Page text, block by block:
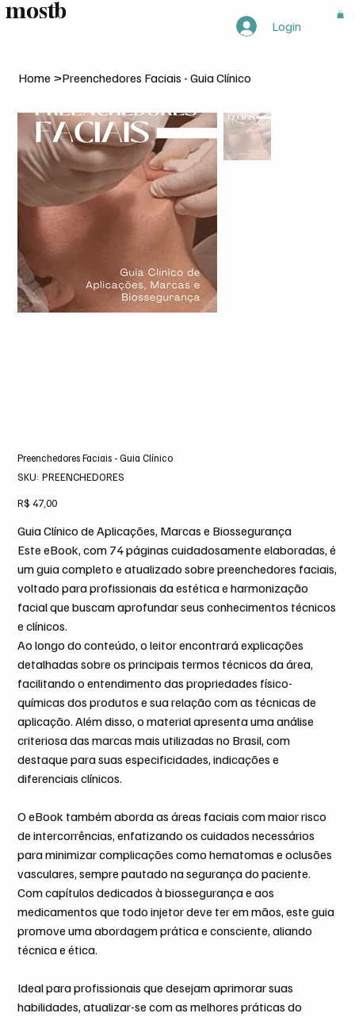
mostb
Login
mostb
Home >Preenchedores Faciais - Guia Clínico
Preenchedores Faciais - Guia Clínico
SKU: SKU
PREENCHEDORES
PREENCHEDORES
Preço
R$ 47,00
Guia Clínico de Aplicações, Marcas e Biossegurança
Este eBook, com 74 páginas cuidadosamente elaboradas, é
um guia completo e atualizado sobre preenchedores faciais,
voltado para profissionais da estética e harmonização
facial que buscam aprofundar seus conhecimentos técnicos
e clínicos.
Ao longo do conteúdo, o leitor encontrará explicações
detalhadas sobre os principais termos técnicos da área,
facilitando o entendimento das propriedades físico-
químicas dos produtos e sua relação com as técnicas de
aplicação. Além disso, o material apresenta uma análise
criteriosa das marcas mais utilizadas no Brasil, com
destaque para suas especificidades, indicações e
diferenciais clínicos.
O eBook também aborda as áreas faciais com maior risco
de intercorrências, enfatizando os cuidados necessários
para minimizar complicações como hematomas e oclusões
vasculares, sempre pautado na segurança do paciente.
Com capítulos dedicados à biossegurança e aos
medicamentos que todo injetor deve ter em mãos, este guia
promove uma abordagem prática e consciente, aliando
técnica e ética.
Ideal para profissionais que desejam aprimorar suas
habilidades, atualizar-se com as melhores práticas do